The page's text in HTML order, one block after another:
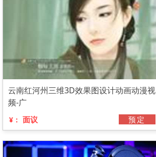
云南红河州三维3D效果图设计动画动漫视
频-广
¥： 面议 预定